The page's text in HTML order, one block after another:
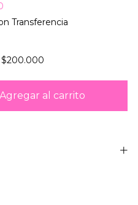
Transferencia
$200.000